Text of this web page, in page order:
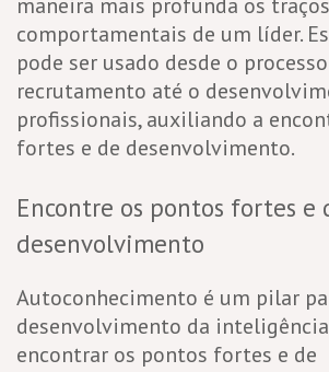
comportamentais de um líder.
pode ser usado desde o
recrutamento até o
profissionais, auxiliando a
fortes e de desenvolvimento.
Encontre os pontos fortes e
desenvolvimento
Autoconhecimento é um pilar
desenvolvimento da
encontrar os pontos fortes e de